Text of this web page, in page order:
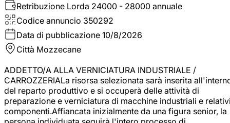
Retribuzione Lorda 24000 - 28000 annuale
Codice annuncio 350292
Data di pubblicazione 10/8/2026
Città Mozzecane
ADDETTO/A ALLA VERNICIATURA INDUSTRIALE /
CARROZZERIALa risorsa selezionata sarà inserita
del reparto produttivo e si occuperà delle attività di
preparazione e verniciatura di macchine industriali e
componenti.Affiancata inizialmente da una figura senior, la